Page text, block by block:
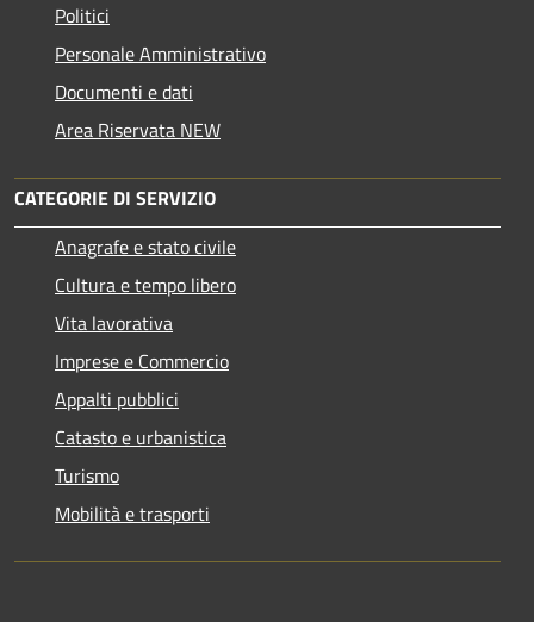
Politici
Personale Amministrativo
Documenti e dati
Area Riservata NEW
CATEGORIE DI SERVIZIO
Anagrafe e stato civile
Cultura e tempo libero
Vita lavorativa
Imprese e Commercio
Appalti pubblici
Catasto e urbanistica
Turismo
Mobilità e trasporti